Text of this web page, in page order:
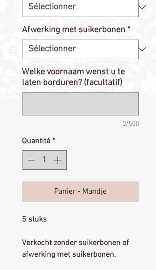
Afwerking met suikerbonen *
Welke voornaam wenst u te
laten borduren? (facultatif)
0/500
Quantité *
Panier - Mandje
5 stuks
Verkocht zonder suikerbonen of
afwerking met suikerbonen.